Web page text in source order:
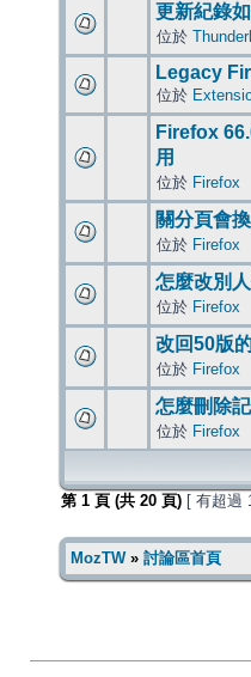
更新紀錄
位於
Legacy
位於
Firefox
用
位於 Firefox
關分頁會
位於 Firefox
怎麼改別
位於 Firefox
改回50版
位於 Firefox
怎麼刪除
位於 Firefox
第 1 頁 (共 20 頁) [ 有超過
MozTW» 討論區首頁